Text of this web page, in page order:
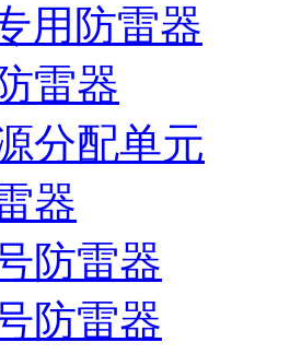
用防雷器
雷器
分配单元
器
防雷器
防雷器